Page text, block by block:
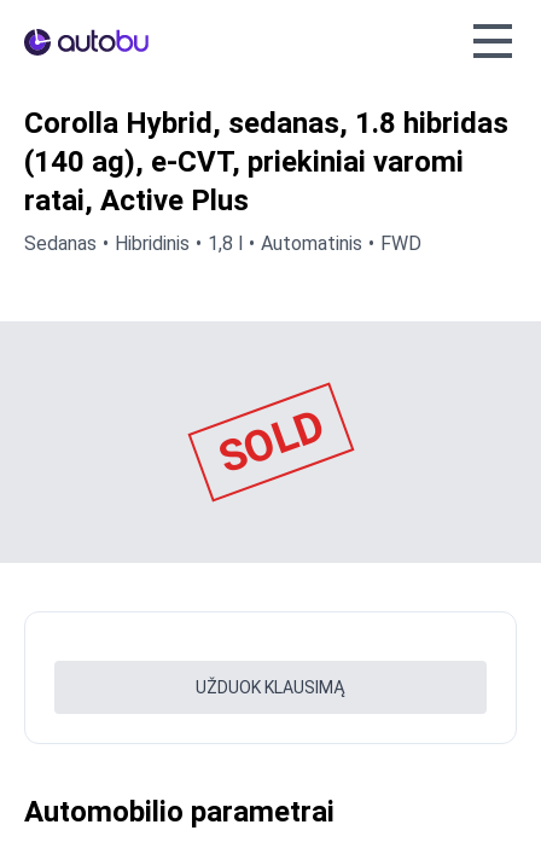
Autobu.eu
Corolla Hybrid, sedanas, 1.8 hibridas
(140 ag), e-CVT, priekiniai varomi
ratai, Active Plus
Sedanas Hibridinis 1,8 l Automatinis FWD
SOLD
UŽDUOK KLAUSIMĄ
Automobilio parametrai